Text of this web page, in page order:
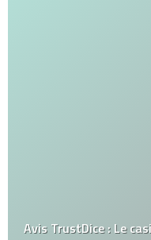
Avis TrustDice : Le